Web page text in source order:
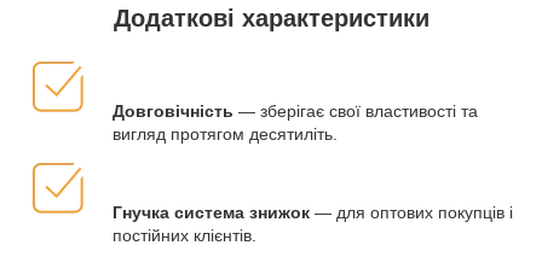
Додаткові характеристики
Довговічність — зберігає свої властивості та
вигляд протягом десятиліть.
Гнучка система знижок — для оптових покупців і
постійних клієнтів.